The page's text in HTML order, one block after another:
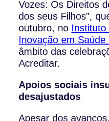
Vozes: Os Direitos
dos seus Filhos”,
outubro, no Instituto
Inovação em Saúde
âmbito das
Acreditar.
Apoios sociais
desajustados
Apesar dos